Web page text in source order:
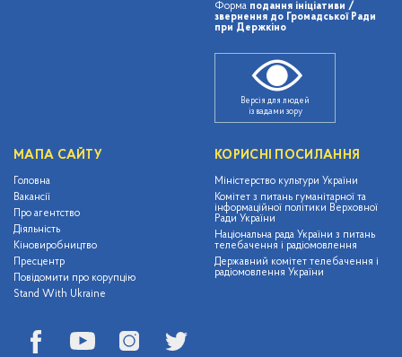
Форма подання ініціативи /
звернення до Громадської Ради
при Держкіно
Версія для людей
із вадами зору
МАПА САЙТУ
Головна
Вакансії
Про агентство
Діяльність
Кіновиробництво
Пресцентр
Повідомити про корупцію
Stand With Ukraine
КОРИСНІ ПОСИЛАННЯ
Міністерство культури України
Комітет з питань гуманітарної та
інформаційної політики Верховної
Ради України
Національна рада України з питань
телебачення і радіомовлення
Державний комітет телебачення і
радіомовлення України